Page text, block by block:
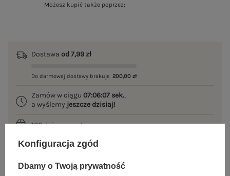
Możesz kupić także poprzez:
Dostawa od 7,99 zł
Do darmowej dostawy brakuje 200,00 zł
Zamów w ciągu 07:06:06 sek.,
a wyślemy jeszcze dzisiaj!
100 dni na zwrot
OPIS PRODUKTU
Konfiguracja zgód
Dbamy o Twoją prywatność